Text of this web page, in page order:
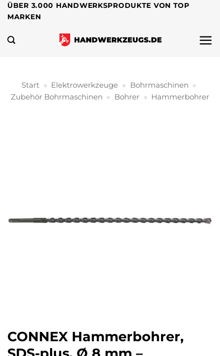
Zum
Inhalt
springen
ÜBER 3.000 HANDWERKSPRODUKTE VON TOP
MARKEN
Start » Elektrowerkzeuge » Bohrmaschinen »
Zubehör Bohrmaschinen » Bohrer » Hammerbohrer
CONNEX Hammerbohrer,